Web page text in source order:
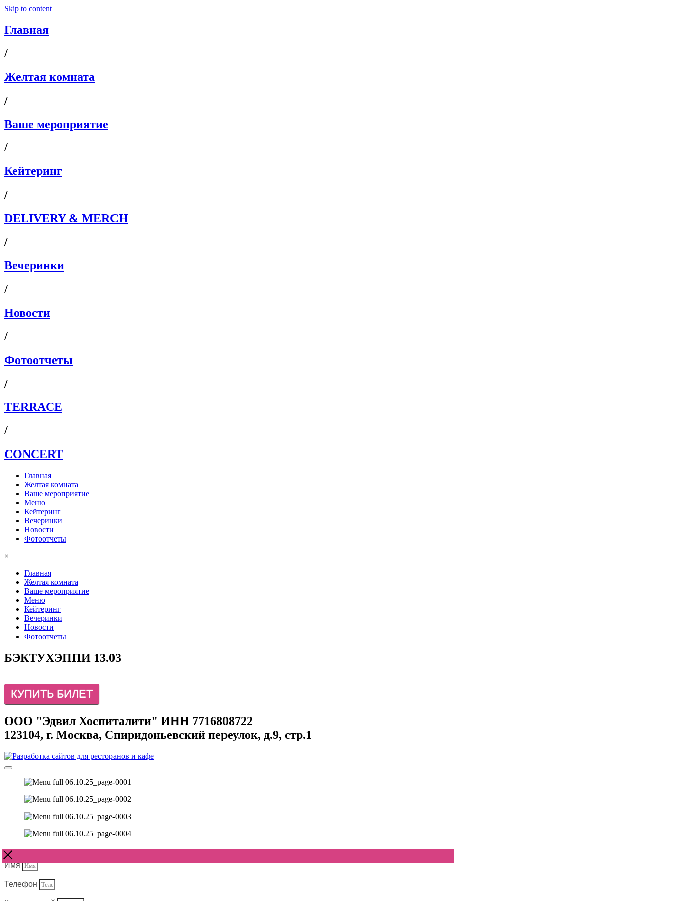
Skip to content
Главная
/
Желтая комната
/
Ваше мероприятие
/
Кейтеринг
/
DELIVERY & MERCH
/
Вечеринки
/
Новости
/
Фотоотчеты
/
TERRACE
/
СONCERT
Главная
Желтая комната
Ваше мероприятие
Меню
Кейтеринг
Вечеринки
Новости
Фотоотчеты
×
Главная
Желтая комната
Ваше мероприятие
Меню
Кейтеринг
Вечеринки
Новости
Фотоотчеты
БЭКТУХЭППИ 13.03
КУПИТЬ БИЛЕТ
ООО "Эдвил Хоспиталити" ИНН 7716808722
123104, г. Москва, Спиридоньевский переулок, д.9, стр.1
Имя
Телефон